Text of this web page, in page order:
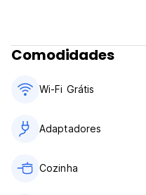
Comodidades
Wi-Fi Grátis
Adaptadores
Cozinha